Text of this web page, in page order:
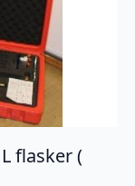
flasker (